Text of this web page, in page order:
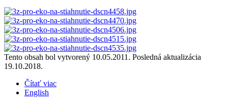
Tento obsah bol vytvorený 10.05.2011. Posledná aktualizácia
19.10.2018.
Čítať viac
English